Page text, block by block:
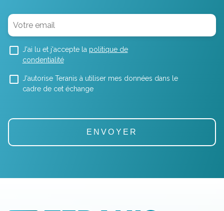
J'ai lu et j'accepte la politique de
condentialité
J'autorise Teranis à utiliser mes données dans le
cadre de cet échange